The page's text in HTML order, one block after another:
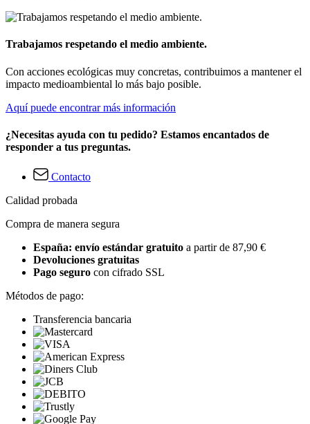
Trabajamos respetando el medio ambiente.
Con acciones ecológicas muy concretas, contribuimos a mantener el
impacto medioambiental lo más bajo posible.
Aquí puede encontrar más información
¿Necesitas ayuda con tu pedido? Estamos encantados de
responder a tus preguntas.
Contacto
Calidad probada
Compra de manera segura
España: envío estándar gratuito a partir de 87,90 €
Devoluciones gratuitas
Pago seguro con cifrado SSL
Métodos de pago:
Transferencia bancaria